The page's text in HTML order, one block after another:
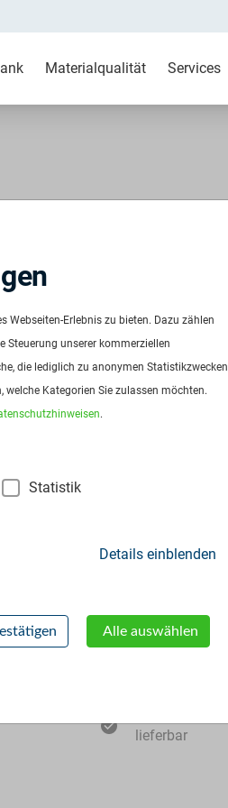
Materialqualität Services
lieferbar
Webseiten-Erlebnis zu bieten. Dazu zählen
Steuerung unserer kommerziellen
die lediglich zu anonymen Statistikzwecken
welche Kategorien Sie zulassen möchten.
.
Statistik
Details einblenden
Alle auswählen